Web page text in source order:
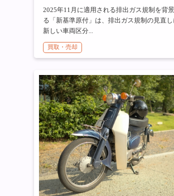
2025年11月に適用される排出ガス規制を背
る「新基準原付」は、排出ガス規制の見直
新しい車両区分...
買取・売却